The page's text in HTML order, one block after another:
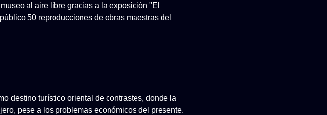
al aire libre gracias a la exposición "El
50 reproducciones de obras maestras del
destino turístico oriental de contrastes, donde la
pese a los problemas económicos del presente.